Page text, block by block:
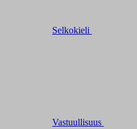
Selkokieli
Vastuullisuus